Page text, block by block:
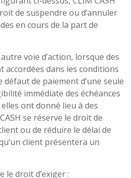
de suspendre ou d’annuler
en cours de la part de
voie d’action, lorsque des
accordées dans les conditions
de paiement d’une seule
immédiate des échéances
ont donné lieu à des
se réserve le droit de
ou de réduire le délai de
client présentera un
le droit d’exiger :